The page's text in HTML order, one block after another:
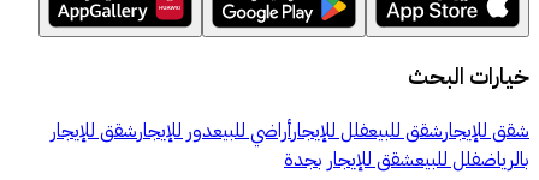
خيارات البحث
شقق للإيجارشقق للبيعفلل للإيجارأراضي للبيعدور للإيجارشقق للإيجار
بالرياضفلل للبيعشقق للإيجار بجدة